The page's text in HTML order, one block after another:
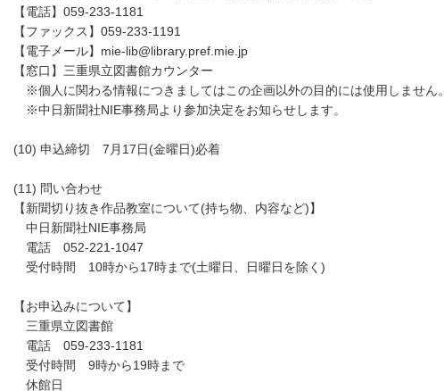
【電話】059-233-1181
【ファックス】059-233-1191
【電子メール】mie-lib@library.pref.mie.jp
【窓口】三重県立図書館カウンター
※個人に関わる情報につきましてはこの企画以外の目的には使用しません。
※中日新聞社NIE事務局より参加決定をお知らせします。
(10) 申込締切 7月17日(金曜日)必着
(11) 問い合わせ
【新聞切り抜き作品教室について(持ち物、内容など)】
中日新聞社NIE事務局
電話 052-221-1047
受付時間 10時から17時まで(土曜日、日曜日を除く)
【お申込みについて】
三重県立図書館
電話 059-233-1181
受付時間 9時から19時まで
休館日